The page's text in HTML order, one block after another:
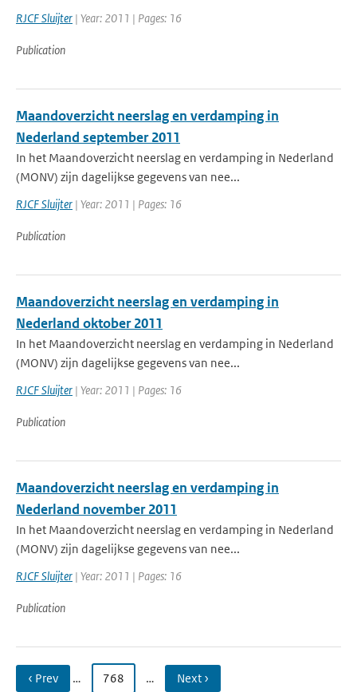
RJCF Sluijter | Year: 2011 | Pages: 16
Publication
Maandoverzicht neerslag en verdamping in
Nederland september 2011
In het Maandoverzicht neerslag en verdamping in Nederland
(MONV) zijn dagelijkse gegevens van nee...
RJCF Sluijter | Year: 2011 | Pages: 16
Publication
Maandoverzicht neerslag en verdamping in
Nederland oktober 2011
In het Maandoverzicht neerslag en verdamping in Nederland
(MONV) zijn dagelijkse gegevens van nee...
RJCF Sluijter | Year: 2011 | Pages: 16
Publication
Maandoverzicht neerslag en verdamping in
Nederland november 2011
In het Maandoverzicht neerslag en verdamping in Nederland
(MONV) zijn dagelijkse gegevens van nee...
RJCF Sluijter | Year: 2011 | Pages: 16
Publication
‹ Prev … 768 … Next ›